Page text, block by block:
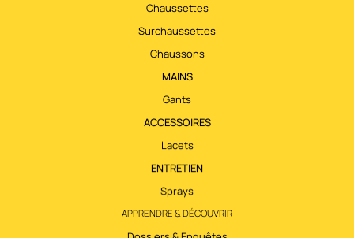
Chaussettes
Surchaussettes
Chaussons
MAINS
Gants
ACCESSOIRES
Lacets
ENTRETIEN
Sprays
APPRENDRE & DÉCOUVRIR